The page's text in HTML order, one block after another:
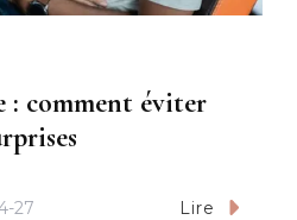
: comment éviter
27 Lire